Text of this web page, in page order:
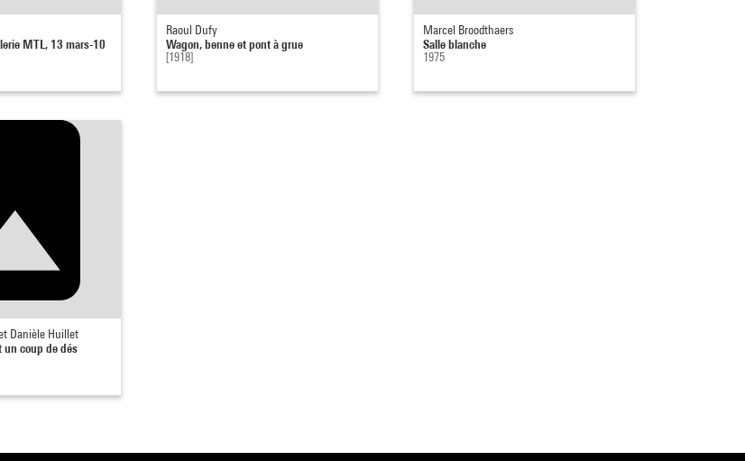
MTL, 13 mars-10
Raoul Dufy
Wagon, benne et pont à grue
[1918]
Marcel Broodthaers
Salle blanche
1975
Danièle Huillet
un coup de dés